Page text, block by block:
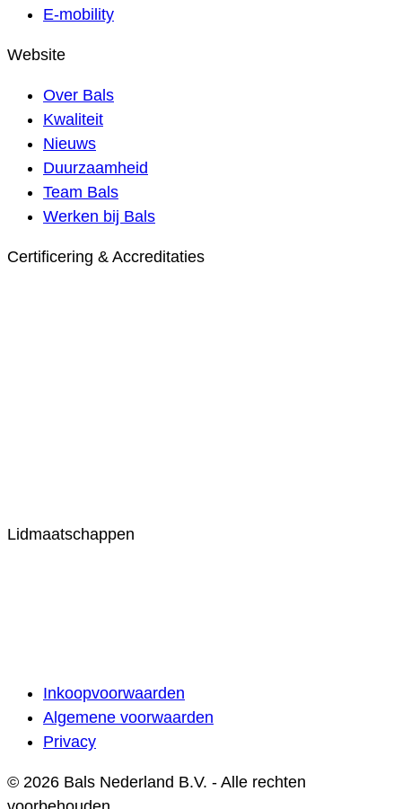
E-mobility
Website
Over Bals
Kwaliteit
Nieuws
Duurzaamheid
Team Bals
Werken bij Bals
Certificering & Accreditaties
Lidmaatschappen
Inkoopvoorwaarden
Algemene voorwaarden
Privacy
© 2026 Bals Nederland B.V. - Alle rechten